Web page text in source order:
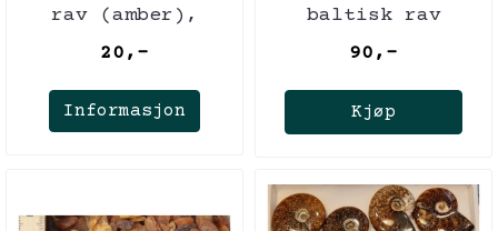
rav (amber),
plukkvare i
20,-
Informasjon
baltisk rav
(amber)
90,-
Kjøp